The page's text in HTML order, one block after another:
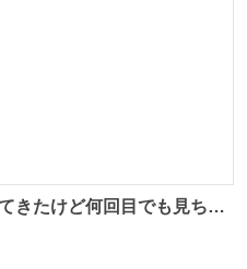
きたけど何回目でも見ちゃ